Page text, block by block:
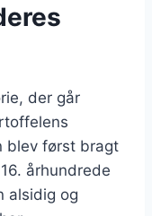
der går
blev først bragt
århundrede
alsidig og